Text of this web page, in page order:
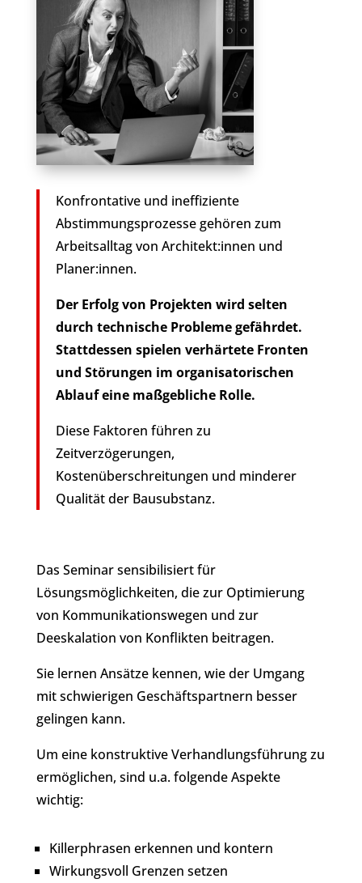
Konfrontative und ineffiziente
Abstimmungsprozesse gehören zum
Arbeitsalltag von Architekt:innen und
Planer:innen.
Der Erfolg von Projekten wird selten
durch technische Probleme gefährdet.
Stattdessen spielen verhärtete Fronten
und Störungen im organisatorischen
Ablauf eine maßgebliche Rolle.
Diese Faktoren führen zu
Zeitverzögerungen,
Kostenüberschreitungen und minderer
Qualität der Bausubstanz.
Das Seminar sensibilisiert für
Lösungsmöglichkeiten, die zur Optimierung
von Kommunikationswegen und zur
Deeskalation von Konflikten beitragen.
Sie lernen Ansätze kennen, wie der Umgang
mit schwierigen Geschäftspartnern besser
gelingen kann.
Um eine konstruktive Verhandlungsführung zu
ermöglichen, sind u.a. folgende Aspekte
wichtig:
Killerphrasen erkennen und kontern
Wirkungsvoll Grenzen setzen